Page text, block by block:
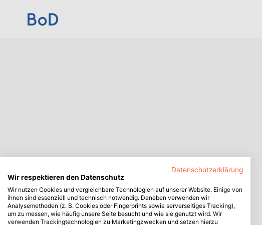
Datenschutzerklärung
Wir respektieren den Datenschutz
Wir nutzen Cookies und vergleichbare Technologien auf unserer Website. Einige von
ihnen sind essenziell und technisch notwendig. Daneben verwenden wir
Analysemethoden (z. B. Cookies oder Fingerprints sowie serverseitiges Tracking),
um zu messen, wie häufig unsere Seite besucht und wie sie genutzt wird. Wir
verwenden Trackingtechnologien zu Marketingzwecken und setzen hierzu